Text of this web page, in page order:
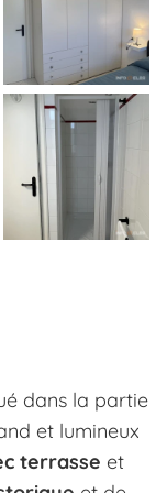
dans la partie
et lumineux
terrasse et